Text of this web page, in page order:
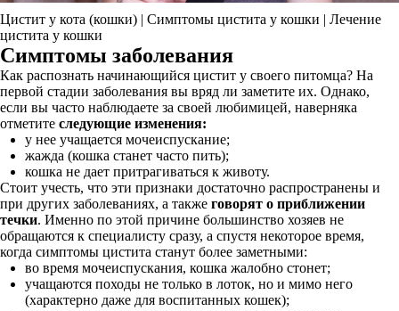
Цистит у кота (кошки) | Симптомы цистита у кошки | Лечение
цистита у кошки
Симптомы заболевания
Как распознать начинающийся цистит у своего питомца? На
первой стадии заболевания вы вряд ли заметите их. Однако,
если вы часто наблюдаете за своей любимицей, наверняка
отметите следующие изменения:
у нее учащается мочеиспускание;
жажда (кошка станет часто пить);
кошка не дает притрагиваться к животу.
Стоит учесть, что эти признаки достаточно распространены и
при других заболеваниях, а также говорят о приближении
течки. Именно по этой причине большинство хозяев не
обращаются к специалисту сразу, а спустя некоторое время,
когда симптомы цистита станут более заметными:
во время мочеиспускания, кошка жалобно стонет;
учащаются походы не только в лоток, но и мимо него
(характерно даже для воспитанных кошек);